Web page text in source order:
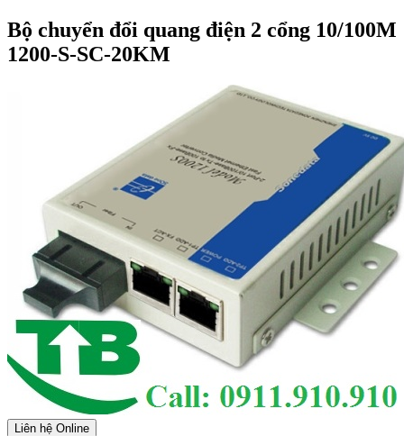
Bộ chuyển đổi quang điện 2 cổng 10/100M
1200-S-SC-20KM
Liên hệ Online